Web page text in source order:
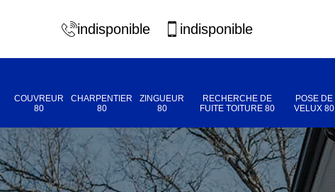
indisponible indisponible
COUVREUR
80
CHARPENTIER
80
ZINGUEUR
80
RECHERCHE DE
FUITE TOITURE 80
POSE DE
VELUX 80